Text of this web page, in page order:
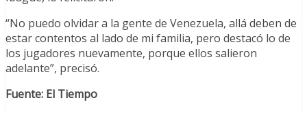
“No puedo olvidar a la gente de Venezuela, allá deben de
estar contentos al lado de mi familia, pero destacó lo de
los jugadores nuevamente, porque ellos salieron
adelante”, precisó.
Fuente: El Tiempo